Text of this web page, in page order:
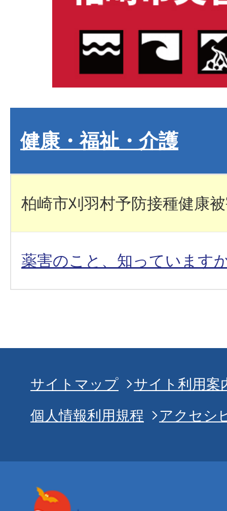
健康・福祉・介護
柏崎市刈羽村予防接種健康
薬害のこと、知っています
サイトマップ
サイト利用案
個人情報利用規程
アクセシ